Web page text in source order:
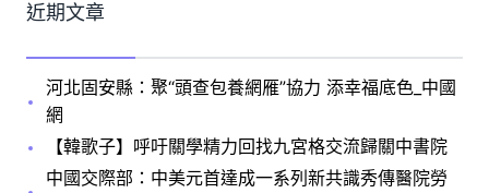
近期文章
河北固安縣：聚“頭查包養網雁”協力 添幸福底色_中國
網
【韓歌子】呼吁關學精力回找九宮格交流歸關中書院
中國交際部：中美元首達成一系列新共識秀傳醫院勞